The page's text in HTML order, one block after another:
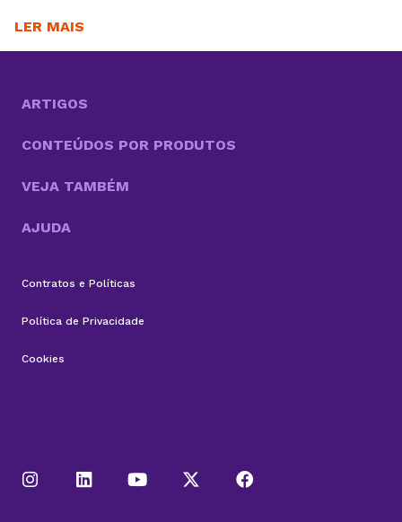
LER MAIS
ARTIGOS
CONTEÚDOS POR PRODUTOS
VEJA TAMBÉM
AJUDA
Contratos e Políticas
Política de Privacidade
Cookies